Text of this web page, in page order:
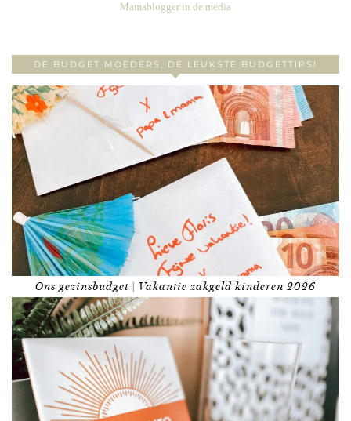
Mamablogger in de media
DE BUDGET MOEDERS, DE LEUKSTE BUDGETTIPS!
Ons gezinsbudget | Vakantie zakgeld kinderen 2026